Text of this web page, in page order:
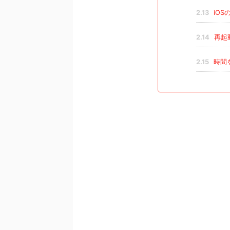
2.13 iOS
2.14 再起
2.15 時間